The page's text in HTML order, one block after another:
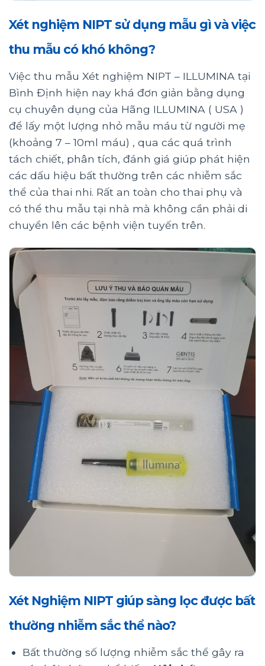
Xét nghiệm NIPT sử dụng mẫu gì và việc
thu mẫu có khó không?
Việc thu mẫu Xét nghiệm NIPT – ILLUMINA tại
Bình Định hiện nay khá đơn giản bằng dụng
cụ chuyên dụng của Hãng ILLUMINA ( USA )
để lấy một lượng nhỏ mẫu máu từ người mẹ
(khoảng 7 – 10ml máu) , qua các quá trình
tách chiết, phân tích, đánh giá giúp phát hiện
các dấu hiệu bất thường trên các nhiễm sắc
thể của thai nhi. Rất an toàn cho thai phụ và
có thể thu mẫu tại nhà mà không cần phải di
chuyển lên các bệnh viện tuyến trên.
Xét Nghiệm NIPT giúp sàng lọc được bất
thường nhiễm sắc thể nào?
Bất thường số lượng nhiễm sắc thể gây ra